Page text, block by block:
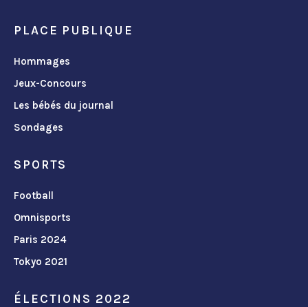
PLACE PUBLIQUE
Hommages
Jeux-Concours
Les bébés du journal
Sondages
SPORTS
Football
Omnisports
Paris 2024
Tokyo 2021
ÉLECTIONS 2022